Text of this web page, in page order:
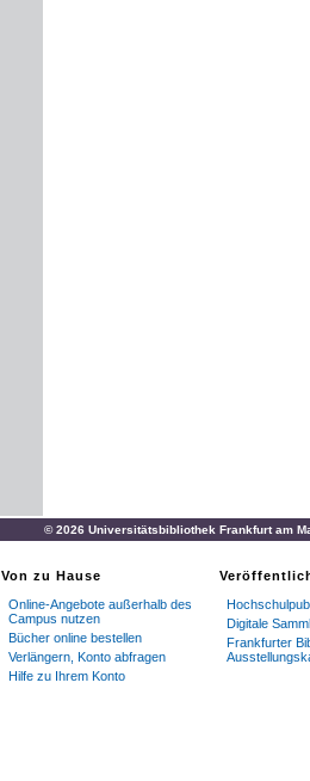
© 2026 Universitätsbibliothek Frankfurt am
Von zu Hause
Online-Angebote außerhalb des
Campus nutzen
Bücher online bestellen
Verlängern, Konto abfragen
Hilfe zu Ihrem Konto
Digitale
Frankfurter